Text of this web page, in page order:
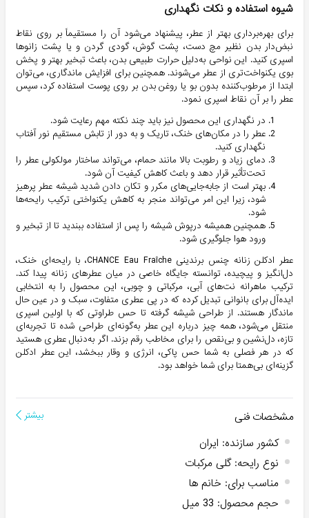
شیوه استفاده و نکات نگهداری
برای بهره‌برداری بهتر از عطر، پیشنهاد می‌شود آن را مستقیماً بر روی نقاط
نبض‌دار بدن نظیر مچ دست، پشت گوش، گودی گردن و یا پشت زانوها
اسپری کنید. این نواحی به‌دلیل حرارت طبیعی بدن، باعث تبخیر بهتر و پخش
بوی یکنواخت‌تری از عطر می‌شوند. همچنین برای افزایش ماندگاری، می‌توان
ابتدا از مرطوب‌کننده بدون بو یا روغن بدن بر روی پوست استفاده کرد، سپس
عطر را بر آن نقاط اسپری نمود.
در نگهداری این محصول نیز باید چند نکته مهم رعایت شود.
عطر را در مکان‌های خنک، تاریک و به دور از تابش مستقیم نور آفتاب
نگهداری کنید.
دمای زیاد و رطوبت بالا مانند حمام، می‌تواند ساختار مولکولی عطر را
تحت‌تأثیر قرار دهد و باعث کاهش کیفیت آن شود.
بهتر است از جابه‌جایی‌های مکرر و تکان دادن شدید شیشه عطر پرهیز
شود، زیرا این امر می‌تواند منجر به کاهش یکنواختی ترکیب رایحه‌ها
شود.
همچنین همیشه درپوش شیشه را پس از استفاده ببندید تا از تبخیر و
ورود هوا جلوگیری شود.
عطر ادکلن زنانه چنس برندینی CHANCE Eau Fraîche، با رایحه‌ای خنک،
دل‌انگیز و پیچیده، توانسته جایگاه خاصی در میان عطرهای زنانه پیدا کند.
ترکیب ماهرانه نت‌های آبی، مرکباتی و چوبی، این محصول را به انتخابی
ایده‌آل برای بانوانی تبدیل کرده که در پی عطری متفاوت، سبک و در عین حال
ماندگار هستند. از طراحی شیشه گرفته تا حس طراوتی که با اولین اسپری
منتقل می‌شود، همه چیز درباره این عطر به‌گونه‌ای طراحی شده تا تجربه‌ای
تازه، دل‌نشین و بی‌نقص را برای مخاطب رقم بزند. اگر به‌دنبال عطری هستید
که در هر فصلی به شما حس پاکی، انرژی و وقار ببخشد، این عطر ادکلن
گزینه‌ای بی‌همتا برای شما خواهد بود.
مشخصات فنی بیشتر
کشور سازنده: ایران
نوع رایحه:گلی مرکبات
مناسب برای: خانم ها
حجم محصول: 33 میل